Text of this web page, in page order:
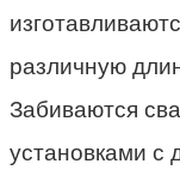
различную
Забиваются
установками с